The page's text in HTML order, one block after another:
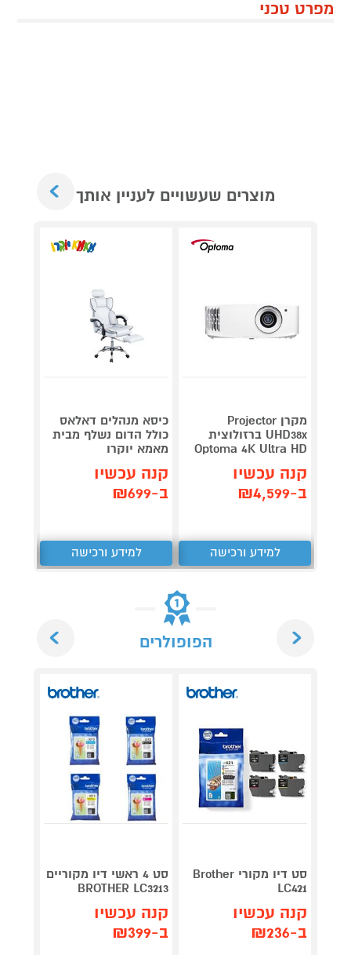
מפרט טכני
מוצרים שעשויים לעניין אותך
מקרן Projector
UHD38x ברזולוצית
Optoma 4K Ultra HD
קנה עכשיו
ב-₪4,599
למידע ורכישה
כיסא מנהלים דאלאס
כולל הדום נשלף מבית
מאמא יוקרו
קנה עכשיו
ב-₪699
למידע ורכישה
הפופולרים
סט דיו מקורי Brother
LC421
קנה עכשיו
ב-₪236
סט 4 ראשי דיו מקוריים
BROTHER LC3213
קנה עכשיו
ב-₪399